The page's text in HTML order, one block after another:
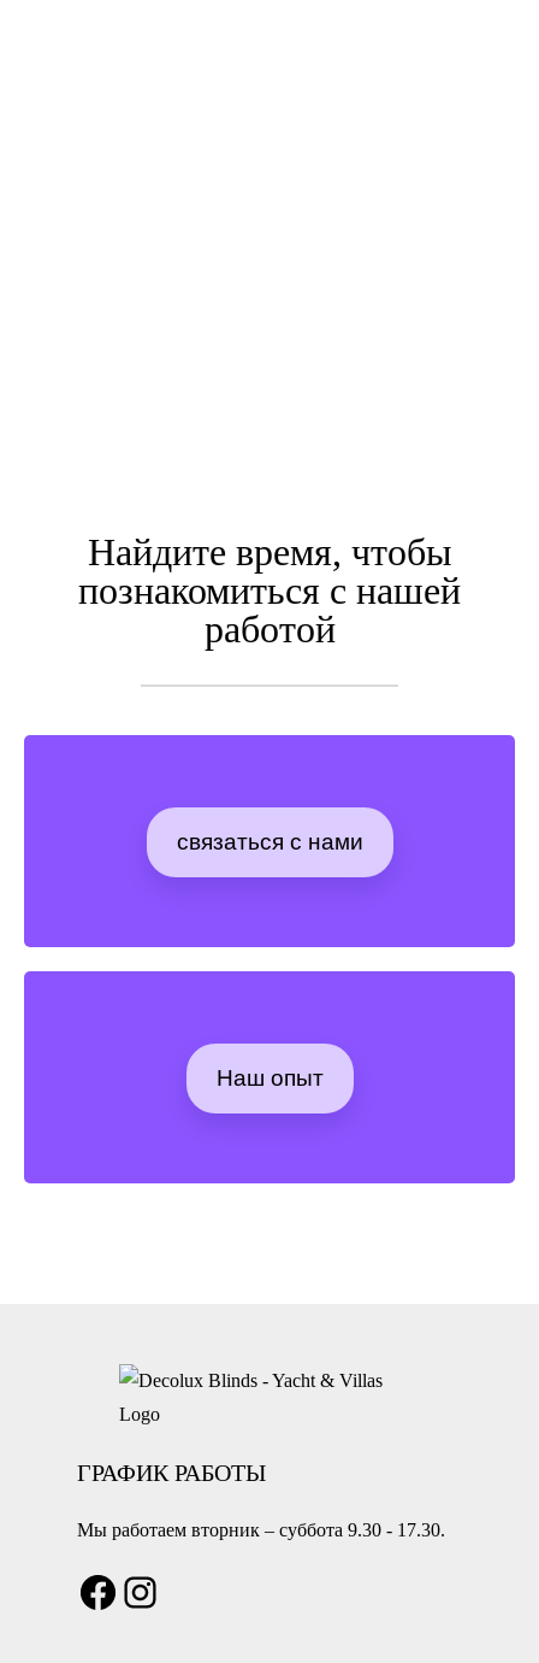
Найдите время, чтобы
познакомиться с нашей
работой
связаться с нами
Наш опыт
ГРАФИК РАБОТЫ
Мы работаем вторник – суббота 9.30 - 17.30.